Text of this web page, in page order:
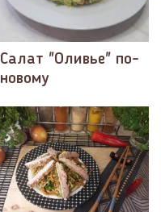
Салат "Оливье" по-
новому